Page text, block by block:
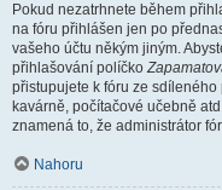
Pokud nezatrhnete během
na fóru přihlášen jen po
vašeho účtu někým jiným.
přihlašování políčko
přistupujete k fóru ze
kavárně, počítačové učebně
znamená to, že administrátor
Nahoru